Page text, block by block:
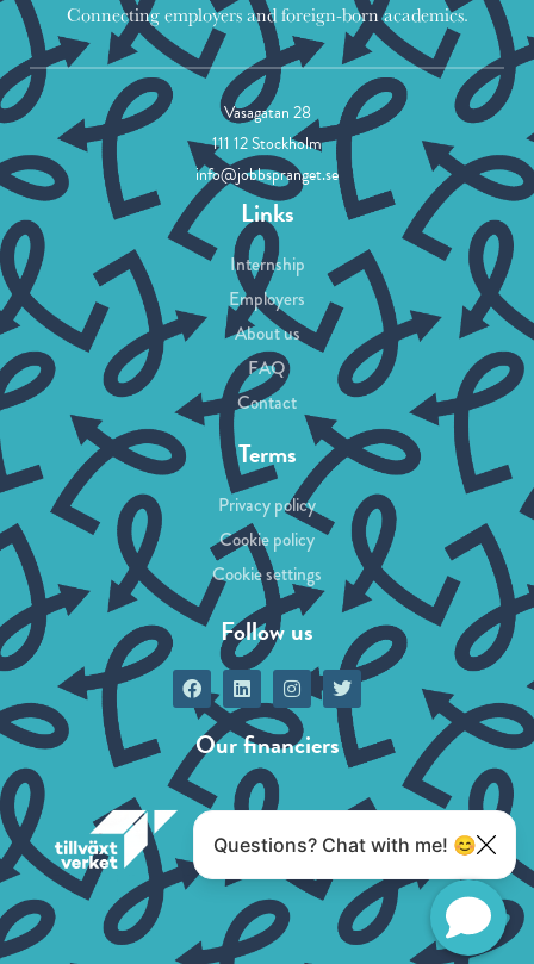
Connecting employers and foreign-born academics.
Vasagatan 28
111 12 Stockholm
info@jobbspranget.se
Links
Internship
Employers
About us
FAQ
Contact
Terms
Privacy policy
Cookie policy
Cookie settings
Follow us
Our financiers